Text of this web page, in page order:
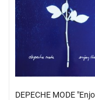
DEPECHE MODE